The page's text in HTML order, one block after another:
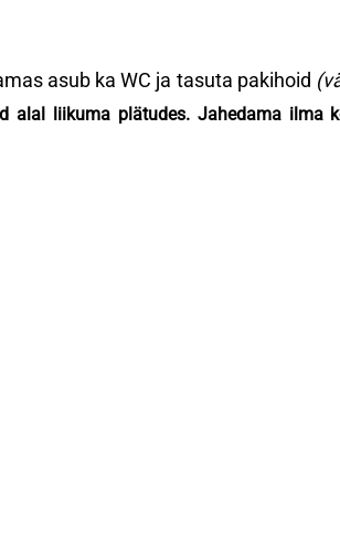
asub ka WC ja tasuta pakihoid
alal liikuma plätudes. Jahedama ilma